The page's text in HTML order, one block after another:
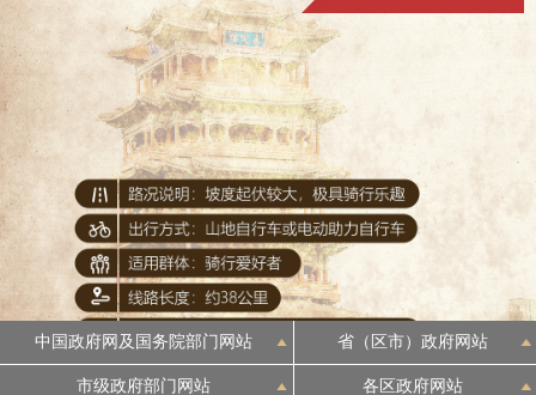
中国政府网及国务院部门网站 省（区市）政府网站
市级政府部门网站 各区政府网站